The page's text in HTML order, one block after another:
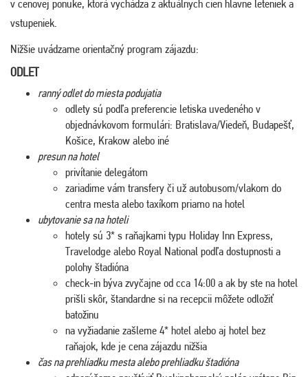
v cenovej ponuke, ktorá vychádza z aktuálnych cien hlavne leteniek a
vstupeniek.
Nižšie uvádzame orientačný program zájazdu:
ODLET
ranný odlet do miesta podujatia
odlety sú podľa preferencie letiska uvedeného v
objednávkovom formulári: Bratislava/Viedeň, Budapešť,
Košice, Krakow alebo iné
presun na hotel
privítanie delegátom
zariadime vám transfery či už autobusom/vlakom do
centra mesta alebo taxíkom priamo na hotel
ubytovanie sa na hoteli
hotely sú 3* s raňajkami typu Holiday Inn Express,
Travelodge alebo Royal National podľa dostupnosti a
polohy štadióna
check-in býva zvyčajne od cca 14:00 a ak by ste na hotel
prišli skôr, štandardne si na recepcii môžete odložiť
batožinu
na vyžiadanie zašleme 4* hotel alebo aj hotel bez
raňajok, kde je cena zájazdu nižšia
čas na prehliadku mesta alebo prehliadku štadióna